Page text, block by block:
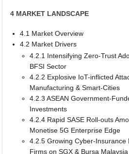
4 MARKET LANDSCAPE
4.1 Market Overview
4.2 Market Drivers
4.2.1 Intensifying Zero-Trust
BFSI Sector
4.2.2 Explosive IoT-inflicted
Manufacturing & Smart-Cities
4.2.3 ASEAN Government-
Investments
4.2.4 Rapid SASE Roll-outs
Monetise 5G Enterprise Edge
4.2.5 Growing Cyber-Insurance
Firms on SGX & Bursa Malaysia